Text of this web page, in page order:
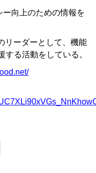
向上のための情報を
リーダーとして、機能
る活動をしている。